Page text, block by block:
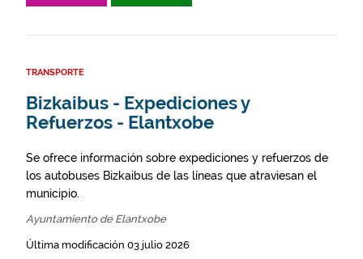
TRANSPORTE
Bizkaibus - Expediciones y
Refuerzos - Elantxobe
Se ofrece información sobre expediciones y refuerzos de
los autobuses Bizkaibus de las líneas que atraviesan el
municipio.
Ayuntamiento de Elantxobe
Última modificación 03 julio 2026